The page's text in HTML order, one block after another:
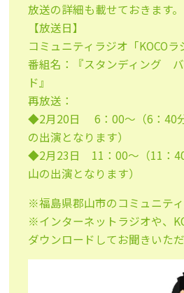
放送の詳細も載せておきます
【放送日】
コミュニティラジオ「KOCO
番組名：『スタンディング
ド』
再放送：
◆2月20日 6：00～（6：40
の出演となります）
◆2月23日 11：00～（11：
山の出演となります）
※福島県郡山市のコミュニティ
※インターネットラジオや、
ダウンロードしてお聞きいた